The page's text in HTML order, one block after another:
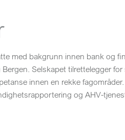
med bakgrunn innen bank og
Selskapet tilrettelegger
innen en rekke
og AHV-